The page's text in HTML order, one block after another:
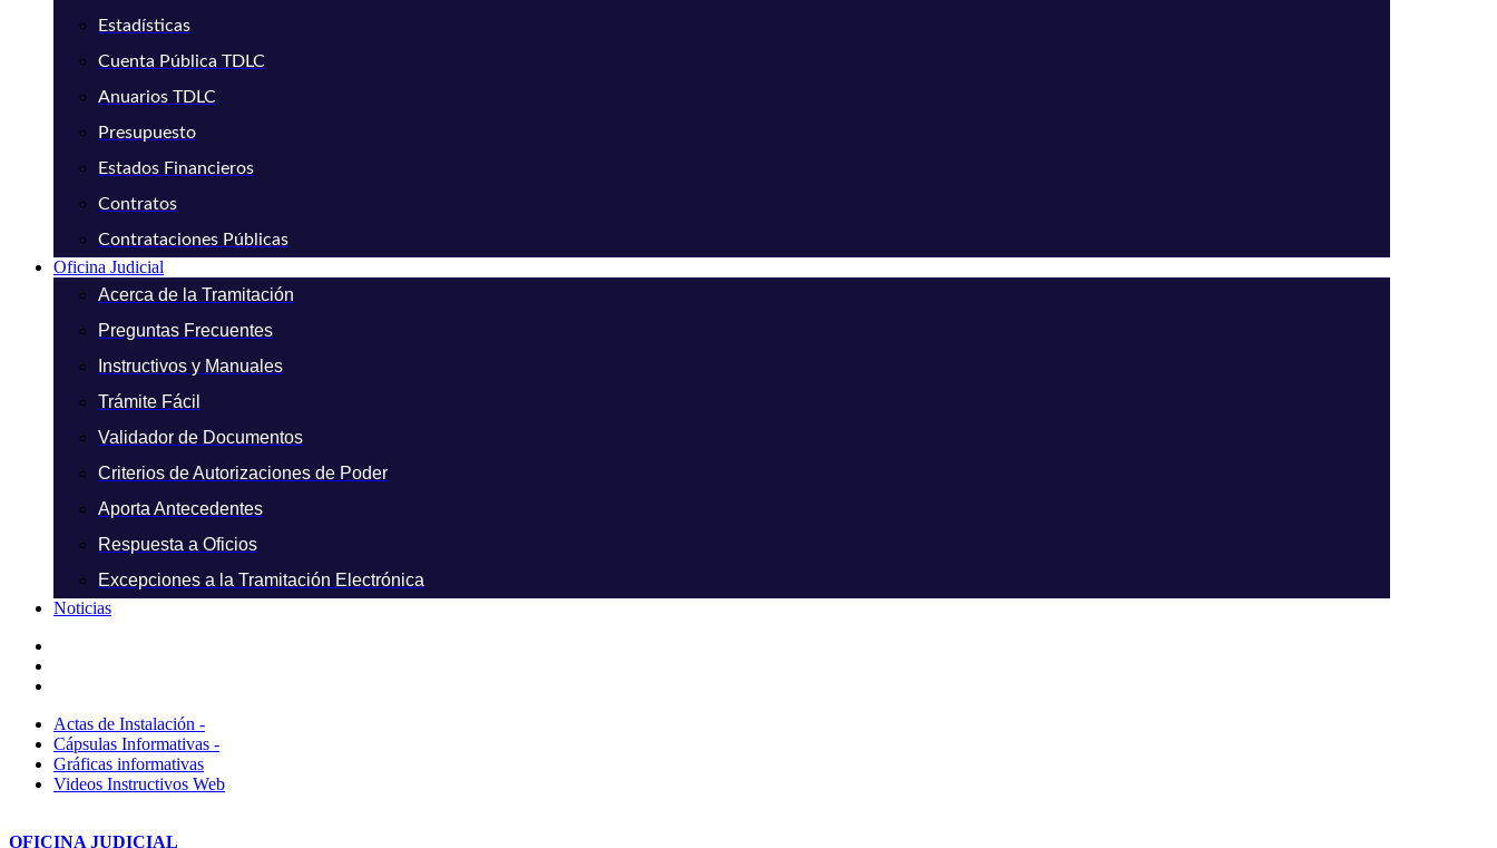
Estadísticas
Cuenta Pública TDLC
Anuarios TDLC
Presupuesto
Estados Financieros
Contratos
Contrataciones Públicas
Oficina Judicial
Acerca de la Tramitación
Preguntas Frecuentes
Instructivos y Manuales
Trámite Fácil
Validador de Documentos
Criterios de Autorizaciones de Poder
Aporta Antecedentes
Respuesta a Oficios
Excepciones a la Tramitación Electrónica
Noticias
Actas de Instalación -
Cápsulas Informativas -
Gráficas informativas
Videos Instructivos Web
OFICINA JUDICIAL